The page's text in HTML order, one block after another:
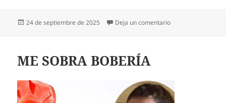
Publicado
24 de septiembre de 2025 Deja un comentarioen EL PORTAL
ME SOBRA BOBERÍA